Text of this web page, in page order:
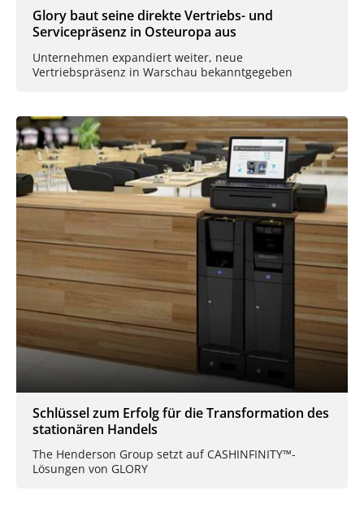
Glory baut seine direkte Vertriebs- und
Servicepräsenz in Osteuropa aus
Unternehmen expandiert weiter, neue
Vertriebspräsenz in Warschau bekanntgegeben
Schlüssel zum Erfolg für die Transformation des
stationären Handels
The Henderson Group setzt auf CASHINFINITY™-
Lösungen von GLORY